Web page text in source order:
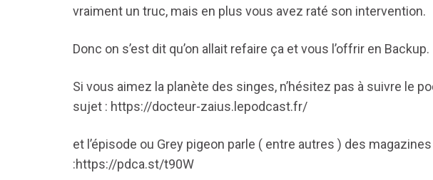
vraiment un truc, mais en plus vous avez raté son intervention.
Donc on s’est dit qu’on allait refaire ça et vous l’offrir en Backup.
Si vous aimez la planète des singes, n’hésitez pas à suivre le
sujet : https://docteur-zaius.lepodcast.fr/
et l’épisode ou Grey pigeon parle ( entre autres ) des magazines
:https://pdca.st/t90W